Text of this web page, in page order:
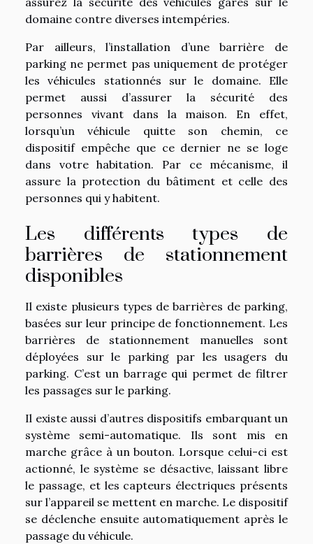
domaine contre diverses intempéries.
Par ailleurs, l’installation d’une barrière de
parking ne permet pas uniquement de protéger
les véhicules stationnés sur le domaine. Elle
permet aussi d’assurer la sécurité des
personnes vivant dans la maison. En effet,
lorsqu’un véhicule quitte son chemin, ce
dispositif empêche que ce dernier ne se loge
dans votre habitation. Par ce mécanisme, il
assure la protection du bâtiment et celle des
personnes qui y habitent.
Les différents types de
barrières de stationnement
disponibles
Il existe plusieurs types de barrières de parking,
basées sur leur principe de fonctionnement. Les
barrières de stationnement manuelles sont
déployées sur le parking par les usagers du
parking. C’est un barrage qui permet de filtrer
les passages sur le parking.
Il existe aussi d’autres dispositifs embarquant un
système semi-automatique. Ils sont mis en
marche grâce à un bouton. Lorsque celui-ci est
actionné, le système se désactive, laissant libre
le passage, et les capteurs électriques présents
sur l’appareil se mettent en marche. Le dispositif
se déclenche ensuite automatiquement après le
passage du véhicule.